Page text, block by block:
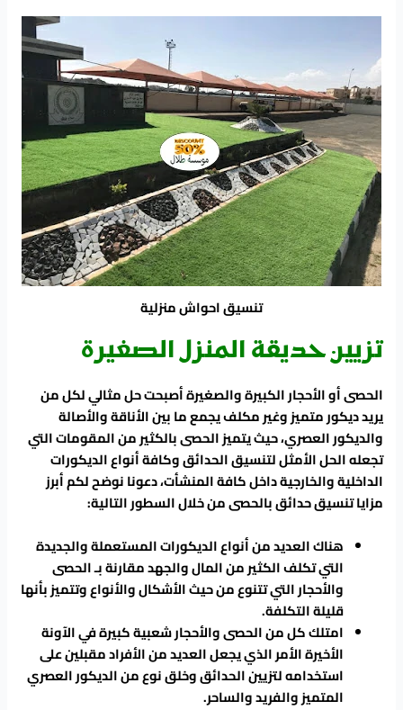
تنسيق احواش منزلية
تزيين حديقة المنزل الصغيرة
الحصى أو الأحجار الكبيرة والصغيرة أصبحت حل مثالي لكل من
يريد ديكور متميز وغير مكلف يجمع ما بين الأناقة والأصالة
والديكور العصري، حيث يتميز الحصى بالكثير من المقومات التي
تجعله الحل الأمثل لتنسيق الحدائق وكافة أنواع الديكورات
الداخلية والخارجية داخل كافة المنشأت، دعونا نوضح لكم أبرز
مزايا تنسيق حدائق بالحصى من خلال السطور التالية:
هناك العديد من أنواع الديكورات المستعملة والجديدة
التي تكلف الكثير من المال والجهد مقارنة بـ الحصى
والأحجار التي تتنوع من حيث الأشكال والأنواع وتتميز بأنها
قليلة التكلفة.
امتلك كل من الحصى والأحجار شعبية كبيرة في الآونة
الأخيرة الأمر الذي يجعل العديد من الأفراد مقبلين على
استخدامه لتزيين الحدائق وخلق نوع من الديكور العصري
المتميز والفريد والساحر.